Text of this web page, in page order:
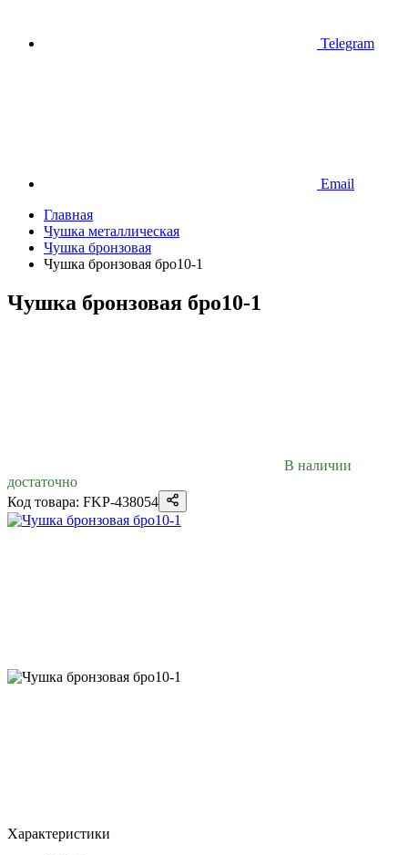
Telegram
Email
Главная
Чушка металлическая
Чушка бронзовая
Чушка бронзовая бро10-1
Чушка бронзовая бро10-1
В наличии
достаточно
Код товара: FKP-438054
Характеристики